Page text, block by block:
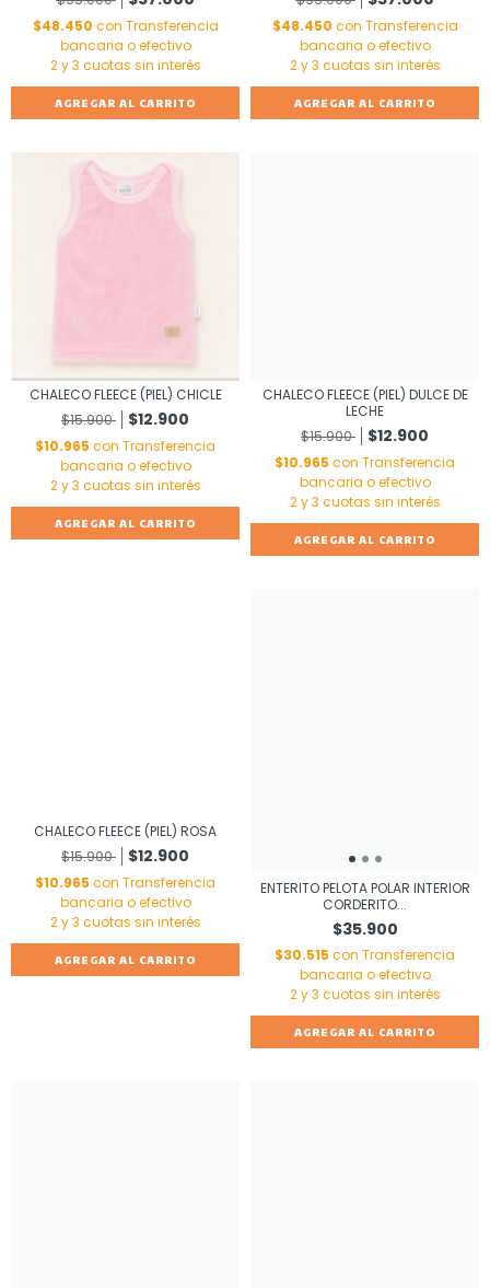
$48.450 con Transferencia
bancaria o efectivo
AGREGAR AL CARRITO
$48.450 con Transferencia
bancaria o efectivo
AGREGAR AL CARRITO
CHALECO FLEECE (PIEL) CHICLE
$15.900
$12.900
$10.965 con Transferencia
bancaria o efectivo
AGREGAR AL CARRITO
CHALECO FLEECE (PIEL) DULCE DE
LECHE
$15.900
$12.900
$10.965 con Transferencia
bancaria o efectivo
AGREGAR AL CARRITO
CHALECO FLEECE (PIEL) ROSA
$15.900
$12.900
$10.965 con Transferencia
bancaria o efectivo
AGREGAR AL CARRITO
ENTERITO PELOTA POLAR INTERIOR
CORDERITO...
$35.900
$30.515 con Transferencia
bancaria o efectivo
AGREGAR AL CARRITO